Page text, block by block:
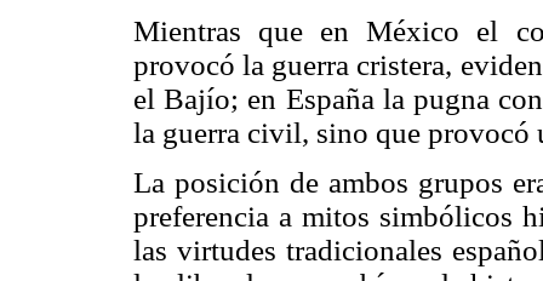
Mientras que en México el
provocó la guerra cristera,
el Bajío; en España la pugna
la guerra civil, sino que provocó
La posición de ambos grupos
preferencia a mitos simbólicos
las virtudes tradicionales